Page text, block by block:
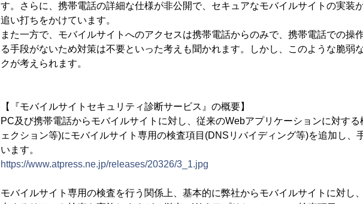
す。さらに、携帯電話の詳細な仕様が非公開で、セキュアなモバイルサイトの実装
追い打ちをかけています。
また一方で、モバイルサイトへのアクセスは携帯電話からのみで、携帯電話での操
る手段がないため対策は不要といった考えも聞かれます。しかし、このような脆弱
クが考えられます。
【『モバイルサイトセキュリティ診断サービス』の概要】
PC及び携帯電話からモバイルサイトに対し、従来のWebアプリケーションに対す
ェクション等)にモバイルサイト専用の検査項目(DNSリバイディング等)を追加し、
います。
https://www.atpress.ne.jp/releases/20326/3_1.jpg
モバイルサイト専用の検査を行う関係上、基本的に弊社からモバイルサイトに対し